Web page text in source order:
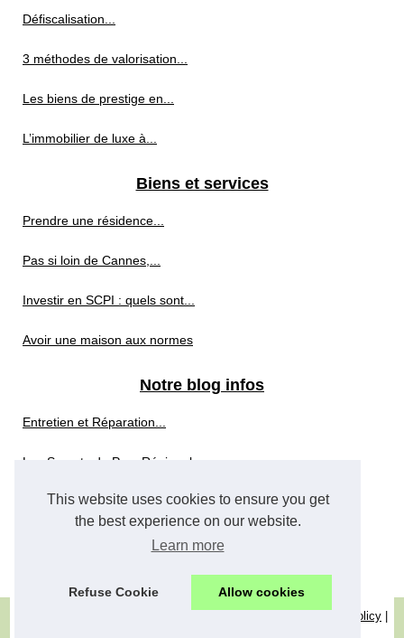
This website uses cookies to ensure you get
the best experience on our website.
Learn more
Refuse Cookie Allow cookies
Défiscalisation...
3 méthodes de valorisation...
Les biens de prestige en...
L’immobilier de luxe à...
Biens et services
Prendre une résidence...
Pas si loin de Cannes,...
Investir en SCPI : quels sont...
Avoir une maison aux normes
Notre blog infos
Entretien et Réparation...
Les Secrets du Parc Régional...
Votre Prochain Éden: Les...
Quelles sont les SCPI «...
Cookies Policy